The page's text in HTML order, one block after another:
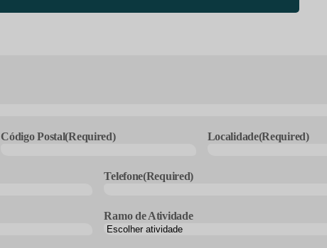
Código Postal(Required) Localidade(Required)
Telefone(Required)
Ramo de Atividade